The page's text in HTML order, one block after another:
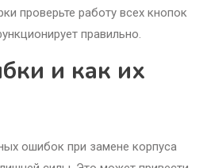
проверьте работу всех кнопок
правильно.
и как их
ошибок при замене корпуса